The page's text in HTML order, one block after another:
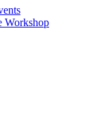
Workshop